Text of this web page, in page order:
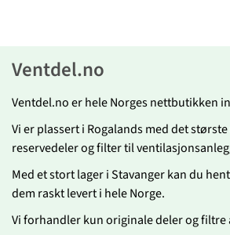
Ventdel.no
Ventdel.no er hele Norges nettbutikken
Vi er plassert i Rogalands med det
reservedeler og filter til
Med et stort lager i Stavanger kan du
dem raskt levert i hele Norge.
Vi forhandler kun originale deler og filtre